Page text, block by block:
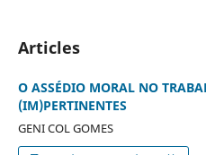
Articles
O ASSÉDIO MORAL NO
(IM)PERTINENTES
GENI COL GOMES